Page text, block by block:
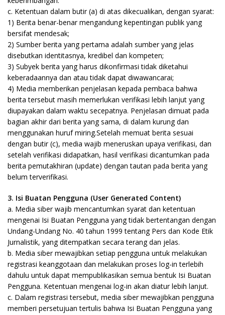
c. Ketentuan dalam butir (a) di atas dikecualikan, dengan syarat:
1) Berita benar-benar mengandung kepentingan publik yang
bersifat mendesak;
2) Sumber berita yang pertama adalah sumber yang jelas
disebutkan identitasnya, kredibel dan kompeten;
3) Subyek berita yang harus dikonfirmasi tidak diketahui
keberadaannya dan atau tidak dapat diwawancarai;
4) Media memberikan penjelasan kepada pembaca bahwa
berita tersebut masih memerlukan verifikasi lebih lanjut yang
diupayakan dalam waktu secepatnya. Penjelasan dimuat pada
bagian akhir dari berita yang sama, di dalam kurung dan
menggunakan huruf miring.Setelah memuat berita sesuai
dengan butir (c), media wajib meneruskan upaya verifikasi, dan
setelah verifikasi didapatkan, hasil verifikasi dicantumkan pada
berita pemutakhiran (update) dengan tautan pada berita yang
belum terverifikasi.
3. Isi Buatan Pengguna (User Generated Content)
a. Media siber wajib mencantumkan syarat dan ketentuan
mengenai Isi Buatan Pengguna yang tidak bertentangan dengan
Undang-Undang No. 40 tahun 1999 tentang Pers dan Kode Etik
Jurnalistik, yang ditempatkan secara terang dan jelas.
b. Media siber mewajibkan setiap pengguna untuk melakukan
registrasi keanggotaan dan melakukan proses log-in terlebih
dahulu untuk dapat mempublikasikan semua bentuk Isi Buatan
Pengguna. Ketentuan mengenai log-in akan diatur lebih lanjut.
c. Dalam registrasi tersebut, media siber mewajibkan pengguna
memberi persetujuan tertulis bahwa Isi Buatan Pengguna yang